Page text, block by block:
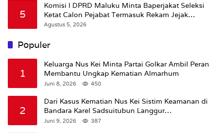
5
Komisi I DPRD Maluku Minta Baperjakat Seleksi
Ketat Calon Pejabat Termasuk Rekam Jejak
Hukum
Agustus 5, 2026
Populer
1
Keluarga Nus Kei Minta Partai Golkar Ambil Peran
Membantu Ungkap Kematian Almarhum
Juni 8, 2026 450
2
Dari Kasus Kematian Nus Kei Sistim Keamanan di
Bandara Karel Sadsuitubun Langgur
Dipertanyakan
Juni 9, 2026 387